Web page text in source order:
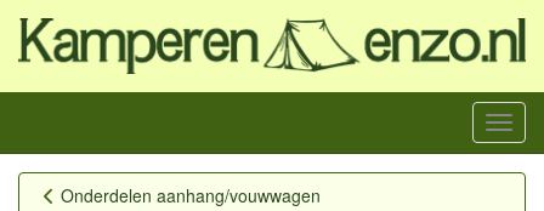
Menu
Onderdelen aanhang/vouwwagen